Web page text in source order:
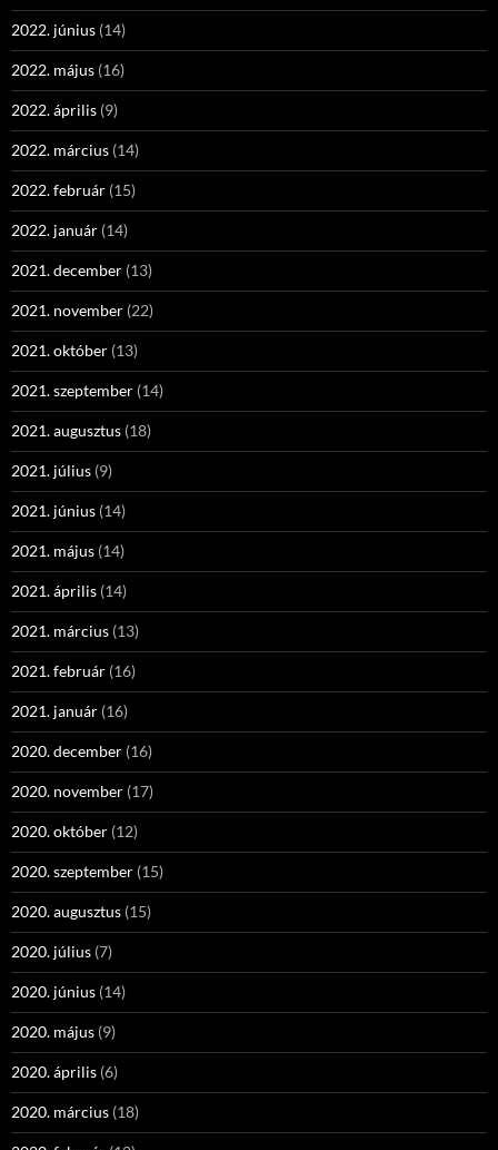
2022. június (14)
2022. május (16)
2022. április (9)
2022. március (14)
2022. február (15)
2022. január (14)
2021. december (13)
2021. november (22)
2021. október (13)
2021. szeptember (14)
2021. augusztus (18)
2021. július (9)
2021. június (14)
2021. május (14)
2021. április (14)
2021. március (13)
2021. február (16)
2021. január (16)
2020. december (16)
2020. november (17)
2020. október (12)
2020. szeptember (15)
2020. augusztus (15)
2020. július (7)
2020. június (14)
2020. május (9)
2020. április (6)
2020. március (18)